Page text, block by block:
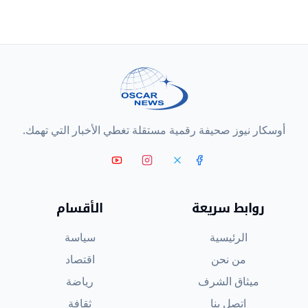
أوسكار نيوز صحيفة رقمية مستقلة تغطي الأخبار التي تهمك.
روابط سريعة
الرئيسية
من نحن
ميثاق الشرف
اتصل بنا
الأقسام
سياسة
اقتصاد
رياضة
ثقافة